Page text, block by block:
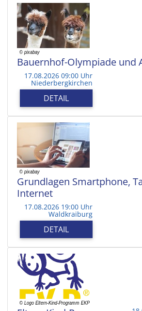
Bauernhof-Olympiade und
17.08.2026 09:00 Uhr
Niederbergkirchen
DETAIL
Grundlagen Smartphone,
Internet
17.08.2026 19:00 Uhr
Waldkraiburg
DETAIL